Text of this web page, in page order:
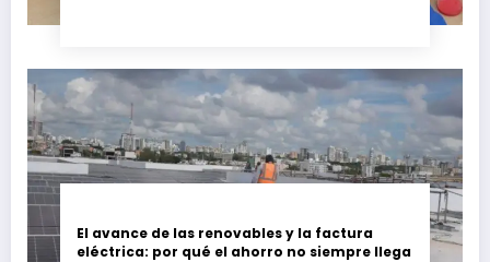
El avance de las renovables y la factura
eléctrica: por qué el ahorro no siempre llega